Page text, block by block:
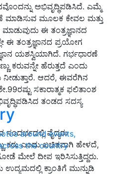
around events,
the country
ಅಭಿವೃದ್ಧಿಪಡಿಸಿದೆ. ಎಮ್ಮೆ
ಮಾಡಿಸುವ ಮೂಲಕ ಕೇವಲ ಮತ್ತು
ಈ ತಂತ್ರಜ್ಞಾನದ
ಈ ತಂತ್ರಜ್ಞಾನದ ಪ್ರಯೋಗ
ಯಶಸ್ವಿಯಾಗಿದೆ. ಗರ್ಭಧಾರಣೆ
ಕರುವನ್ನೇ ಹೆರುತ್ತದೆ ಎಂದು
ನೀಡುತ್ತಾರೆ. ಆದರೆ, ಈವರೆಗಿನ
ಸಕಾರಾತ್ಮಕ ಫಲಿತಾಂಶ
ತಂಡದ ಸದಸ್ಯ
ವೈದ್ಯರು
ಕರು ಎಂದು ಖಚಿತವಾಗಿ ಹೇಳದೆ,
ಮೇಲೆ ದೀಪ ಇರಿಸಿಸುತ್ತಿದ್ದರು.
ಕ್ರಾಂತಿಗೆ ಮುನ್ನುಡಿ